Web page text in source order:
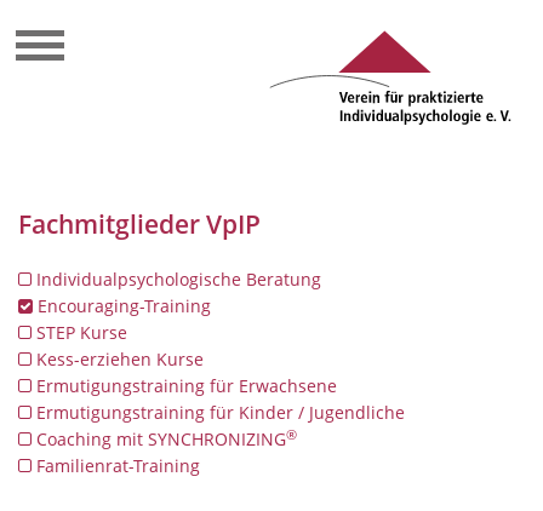
Fachmitglieder VpIP
Individualpsychologische Beratung
Encouraging-Training
STEP Kurse
Kess-erziehen Kurse
Ermutigungstraining für Erwachsene
Ermutigungstraining für Kinder / Jugendliche
Coaching mit SYNCHRONIZING®
Familienrat-Training